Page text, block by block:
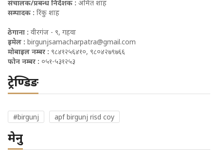
संचालक/प्रबन्ध निर्देशक : अमित शाह
सम्पादक : रिंकु शाह
ठेगाना : वीरगंज - ९, गहवा
इमेल : birgunjsamacharpatra@gmail.com
मोबाइल नम्बर : ९८४१२५६४१०, ९८०४२७९७६६
फोन नम्बर : ०५१-५३१२५३
ट्रेण्डिङ
#birgunj apf birgunj risd coy
मेनु